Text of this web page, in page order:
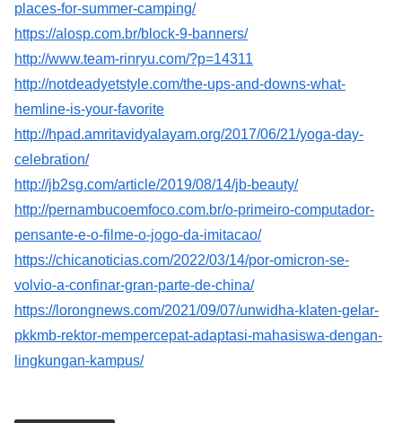
places-for-summer-camping/
https://alosp.com.br/block-9-banners/
http://www.team-rinryu.com/?p=14311
http://notdeadyetstyle.com/the-ups-and-downs-what-
hemline-is-your-favorite
http://hpad.amritavidyalayam.org/2017/06/21/yoga-day-
celebration/
http://jb2sg.com/article/2019/08/14/jb-beauty/
http://pernambucoemfoco.com.br/o-primeiro-computador-
pensante-e-o-filme-o-jogo-da-imitacao/
https://chicanoticias.com/2022/03/14/por-omicron-se-
volvio-a-confinar-gran-parte-de-china/
https://lorongnews.com/2021/09/07/unwidha-klaten-gelar-
pkkmb-rektor-mempercepat-adaptasi-mahasiswa-dengan-
lingkungan-kampus/